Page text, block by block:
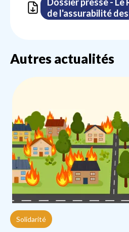
Dossier presse - Le
de l'assurabilité
Autres actualités
Solidarité